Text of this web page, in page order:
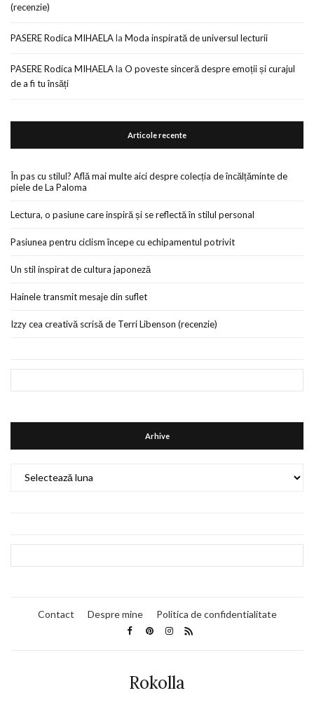
(recenzie)
PASERE Rodica MIHAELAla Moda inspirată de universul lecturii
PASERE Rodica MIHAELAla O poveste sinceră despre emoții și curajul
de a fi tu însăți
Articole recente
În pas cu stilul? Află mai multe aici despre colecția de încălțăminte de
piele de La Paloma
Lectura, o pasiune care inspiră și se reflectă în stilul personal
Pasiunea pentru ciclism începe cu echipamentul potrivit
Un stil inspirat de cultura japoneză
Hainele transmit mesaje din suflet
Izzy cea creativă scrisă de Terri Libenson (recenzie)
Arhive
Contact Despre mine Politica de confidentialitate
Rokolla